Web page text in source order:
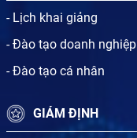
- Lịch khai giảng
- Đào tạo doanh nghiệp
- Đào tạo cá nhân
GIÁM ĐỊNH